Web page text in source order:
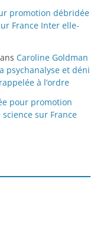
promotion débridée
France Inter elle-
Caroline Goldman
psychanalyse et déni
à l’ordre
pour promotion
sur France